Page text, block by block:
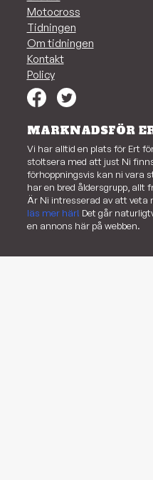
Motocross
Tidningen
Om tidningen
Kontakt
Policy
MARKNADSFÖR
Vi har alltid en plats för Ert
stoltsera med att just Ni
förhoppningsvis kan ni vara
har en bred åldersgrupp, allt
Är Ni intresserad av att veta
läs mer här! Det går
en annons här på webben.